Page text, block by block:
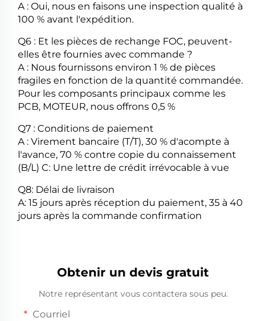
A : Oui, nous en faisons une inspection qualité à
100 % avant l'expédition.
Q6 : Et les pièces de rechange FOC, peuvent-
elles être fournies avec commande ?
A : Nous fournissons environ 1 % de pièces
fragiles en fonction de la quantité commandée.
Pour les composants principaux comme les
PCB, MOTEUR, nous offrons 0,5 %
Q7 : Conditions de paiement
A : Virement bancaire (T/T), 30 % d'acompte à
l'avance, 70 % contre copie du connaissement
(B/L) C: Une lettre de crédit irrévocable à vue
Q8: Délai de livraison
A: 15 jours après réception du paiement, 35 à 40
jours après la commande confirmation
Obtenir un devis gratuit
Notre représentant vous contactera sous peu.
Courriel